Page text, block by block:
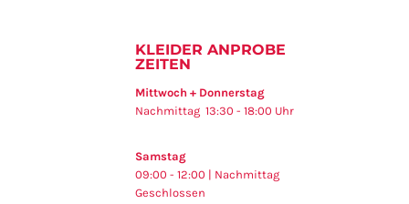
KLEIDER ANPROBE
ZEITEN
Mittwoch + Donnerstag
Nachmittag 13:30 - 18:00 Uhr
Samstag
09:00 - 12:00 | Nachmittag
Geschlossen